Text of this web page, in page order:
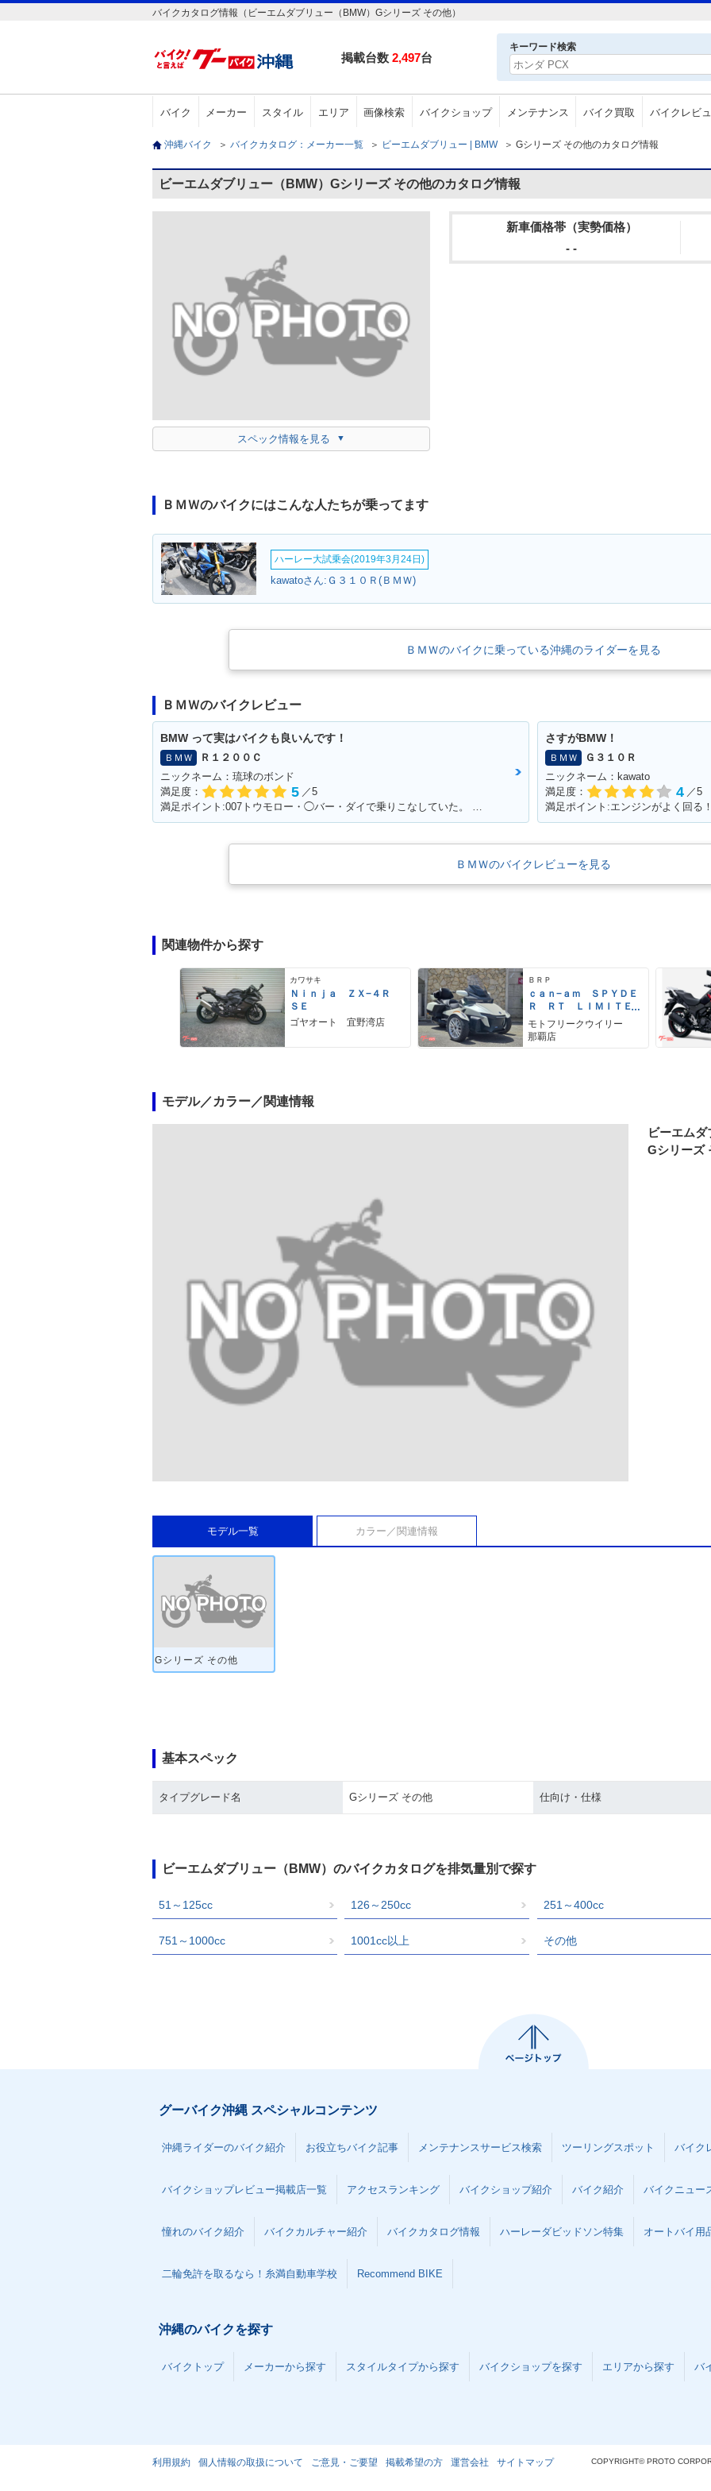
バイクカタログ情報（ビーエムダブリュー（BMW）Gシリーズ その他）
掲載台数 2,497台
キーワード検索
バイク メーカー スタイル エリア 画像検索 バイクショップ メンテナンス バイク買取 バイクレビ
沖縄バイク ＞ バイクカタログ：メーカー一覧 ＞ ビーエムダブリュー | BMW ＞ Gシリーズ その他のカタログ情報
ビーエムダブリュー（BMW）Gシリーズ その他のカタログ情報
スペック情報を見る
新車価格帯（実勢価格）
- -
ＢＭＷのバイクにはこんな人たちが乗ってます
ハーレー大試乗会(2019年3月24日)
kawatoさん:Ｇ３１０Ｒ(ＢＭＷ)
ＢＭＷのバイクに乗っている沖縄のライダーを見る
ＢＭＷのバイクレビュー
BMW って実はバイクも良いんです！
ＢＭＷ
Ｒ１２００Ｃ
ニックネーム：琉球のボンド
満足度：
5 ／5
満足ポイント:007トウモロー・◯バー・ダイで乗りこなしていた。 当時からこのバイクに憧れて、やっと30になって購入☆ あの2回目のデートで彼女といったYokohama 大黒埠頭ではじゃじゃ馬な彼女と同じくらいお前もじゃじゃ馬だったよな。 今でも乗っているとよくハーレー乗りの方に声を掛けられます！ 一生大事にするからな！
さすがBMW！
ＢＭＷ
Ｇ３１０Ｒ
ニックネーム：kawato
満足度：
4 ／5
満足ポイント:エンジンがよく回る！
ＢＭＷのバイクレビューを見る
関連物件から探す
カワサキ
Ｎｉｎｊａ ＺＸ−４Ｒ
ＳＥ
ゴヤオート 宜野湾店
ＢＲＰ
ｃａｎ−ａｍ ＳＰＹＤＥ
Ｒ ＲＴ ＬＩＭＩＴＥ
Ｄ
モトフリークウイリー
那覇店
モデル／カラー／関連情報
ビーエムダ
Gシリーズ
モデル一覧 カラー／関連情報
Gシリーズ その他
基本スペック
タイプグレード名 Gシリーズ その他 仕向け・仕様
ビーエムダブリュー（BMW）のバイクカタログを排気量別で探す
51～125cc 126～250cc 251～400cc
751～1000cc 1001cc以上 その他
グーバイク沖縄 スペシャルコンテンツ
沖縄ライダーのバイク紹介 お役立ちバイク記事 メンテナンスサービス検索 ツーリングスポット バイク
バイクショップレビュー掲載店一覧 アクセスランキング バイクショップ紹介 バイク紹介 バイクニュー
憧れのバイク紹介 バイクカルチャー紹介 バイクカタログ情報 ハーレーダビッドソン特集 オートバイ用
二輪免許を取るなら！糸満自動車学校 Recommend BIKE
沖縄のバイクを探す
バイクトップ メーカーから探す スタイルタイプから探す バイクショップを探す エリアから探す バ
利用規約 個人情報の取扱について ご意見・ご要望 掲載希望の方 運営会社 サイトマップ COPYRIGHT© PROTO